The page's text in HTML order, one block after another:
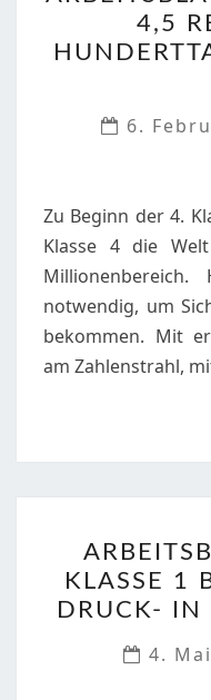
4,5
6.
Zu Beginn der 4.
Klasse 4 die
notwendig, um
bekommen. Mit
am Zahlenstrahl,
KLASSE 1
DRUCK- IN
4.